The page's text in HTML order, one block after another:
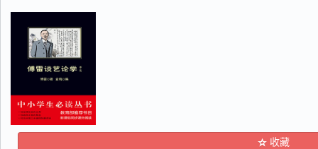
收藏